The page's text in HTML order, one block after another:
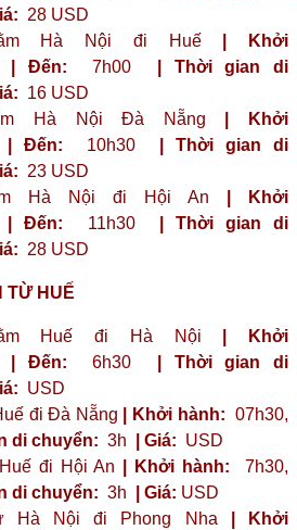
28 USD
Hà Nội đi Huế
| Khởi
| Đến: 7h00
| Thời gian di
16 USD
Hà Nội Đà Nẵng
| Khởi
| Đến: 10h30
| Thời gian di
23 ​​USD
Hà Nội đi Hội An
| Khởi
| Đến: 11h30
| Thời gian di
28 USD
TỪ HUẾ
Huế đi Hà Nội
| Khởi
| Đến: 6h30
| Thời gian di
USD
đi Đà Nẵng
| Khởi hành: 07h30,
di chuyển: 3h | Giá: USD
đi Hội An
| Khởi hành: 7h30,
di chuyển: 3h | Giá: USD
Hà Nội đi Phong Nha
| Khởi